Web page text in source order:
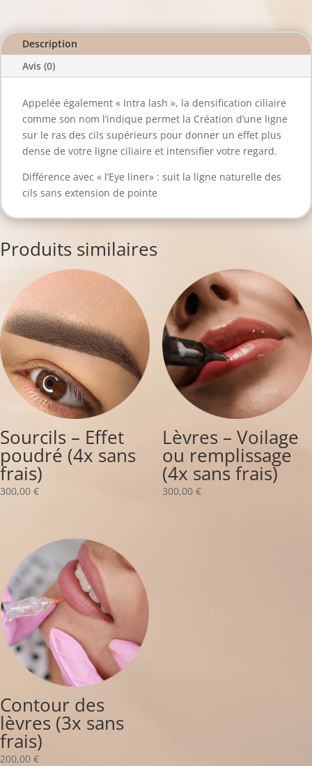
Description
Avis (0)
Appelée également « Intra lash », la densification ciliaire
comme son nom l’indique permet la Création d’une ligne
sur le ras des cils supérieurs pour donner un effet plus
dense de votre ligne ciliaire et intensifier votre regard.
Différence avec « l’Eye liner» : suit la ligne naturelle des
cils sans extension de pointe
Produits similaires
Sourcils – Effet
poudré (4x sans
frais)
300,00 €
Lèvres – Voilage
ou remplissage
(4x sans frais)
300,00 €
Contour des
lèvres (3x sans
frais)
200,00 €